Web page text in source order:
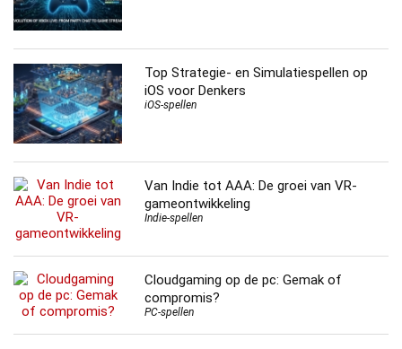
Top Strategie- en Simulatiespellen op
iOS voor Denkers
iOS-spellen
Van Indie tot AAA: De groei van VR-
gameontwikkeling
Indie-spellen
Cloudgaming op de pc: Gemak of
compromis?
PC-spellen